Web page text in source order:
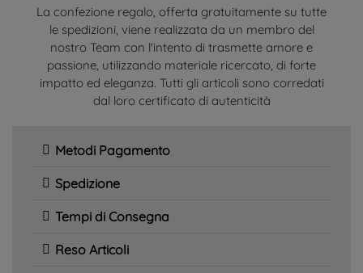
La confezione regalo, offerta gratuitamente su tutte
le spedizioni, viene realizzata da un membro del
nostro Team con l'intento di trasmette amore e
passione, utilizzando materiale ricercato, di forte
impatto ed eleganza. Tutti gli articoli sono corredati
dal loro certificato di autenticità
Metodi Pagamento
Spedizione
Tempi di Consegna
Reso Articoli